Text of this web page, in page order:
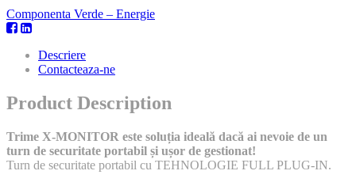
Componenta Verde – Energie
Descriere
Contacteaza-ne
Product Description
Trime X-MONITOR este soluția ideală dacă ai nevoie de un
turn de securitate portabil și ușor de gestionat!
Turn de securitate portabil cu TEHNOLOGIE FULL PLUG-IN.